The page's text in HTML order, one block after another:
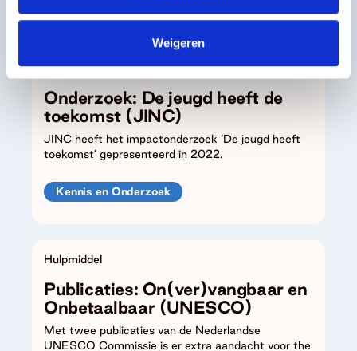
Weigeren
Hulpmiddel
Onderzoek: De jeugd heeft de
toekomst (JINC)
JINC heeft het impactonderzoek ‘De jeugd heeft
toekomst’ gepresenteerd in 2022.
Kennis en Onderzoek
Hulpmiddel
Publicaties: On(ver)vangbaar en
Onbetaalbaar (UNESCO)
Met twee publicaties van de Nederlandse
UNESCO Commissie is er extra aandacht voor the